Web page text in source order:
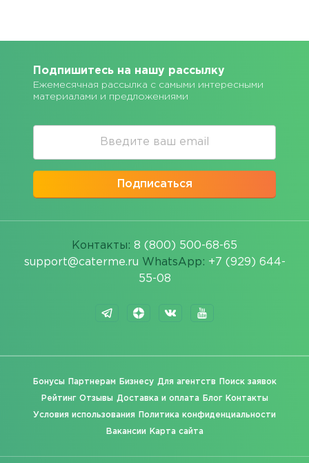
Подпишитесь на нашу рассылку
Ежемесячная рассылка с самыми интересными
материалами и предложениями
Подписаться
Контакты: 8 (800) 500-68-65
support@caterme.ru WhatsApp: +7 (929) 644-
55-08
Бонусы Партнерам Бизнесу Для агентств Поиск заявок
Рейтинг Отзывы Доставка и оплата Блог Контакты
Условия использования Политика конфиденциальности
Вакансии Карта сайта